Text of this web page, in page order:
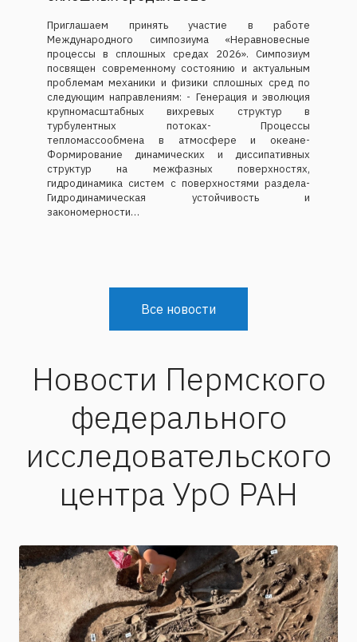
Приглашаем принять участие в работе
Международного симпозиума «Неравновесные
процессы в сплошных средах 2026». Симпозиум
посвящен современному состоянию и актуальным
проблемам механики и физики сплошных сред по
следующим направлениям: - Генерация и эволюция
крупномасштабных вихревых структур в
турбулентных потоках- Процессы
тепломассообмена в атмосфере и океане-
Формирование динамических и диссипативных
структур на межфазных поверхностях,
гидродинамика систем с поверхностями раздела-
Гидродинамическая устойчивость и
закономерности…
Все новости
Новости Пермского
федерального
исследовательского
центра УрО РАН